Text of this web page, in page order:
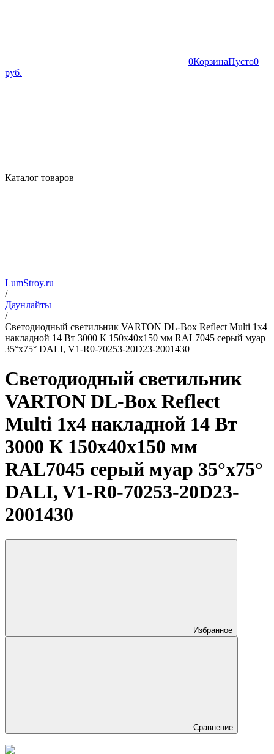
0КорзинаПусто0
руб.
Каталог товаров
LumStroy.ru
/
Даунлайты
/
Светодиодный светильник VARTON DL-Box Reflect Multi 1x4
накладной 14 Вт 3000 К 150х40х150 мм RAL7045 серый муар
35°x75° DALI, V1-R0-70253-20D23-2001430
Светодиодный светильник
VARTON DL-Box Reflect
Multi 1x4 накладной 14 Вт
3000 К 150х40х150 мм
RAL7045 серый муар 35°x75°
DALI, V1-R0-70253-20D23-
2001430
Избранное
Сравнение